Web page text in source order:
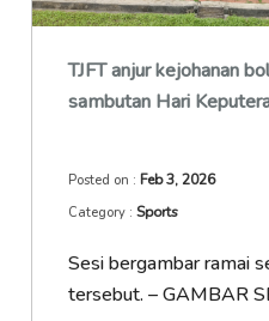
TJFT anjur kejohanan
sambutan Hari
Posted on :Feb 3, 2026
Category :Sports
Sesi bergambar ramai
tersebut. – GAMBAR